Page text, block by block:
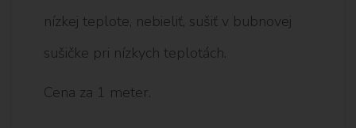
nízkej teplote, nebieliť, sušiť v bubnovej
sušičke pri nízkych teplotách.
Cena za 1 meter.